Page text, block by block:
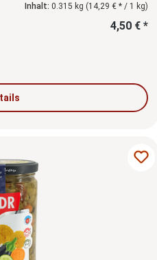
Inhalt: 0.315 kg (14,29 € * / 1 kg)
4,50 € *